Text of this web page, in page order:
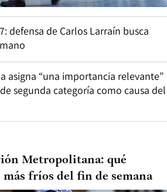
defensa de Carlos Larraín busca
asigna “una importancia relevante”
segunda categoría como causa del
Metropolitana: qué
más fríos del fin de semana